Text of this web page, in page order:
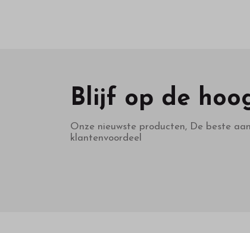
Blijf op de
Onze nieuwste producten, De beste
klantenvoordeel